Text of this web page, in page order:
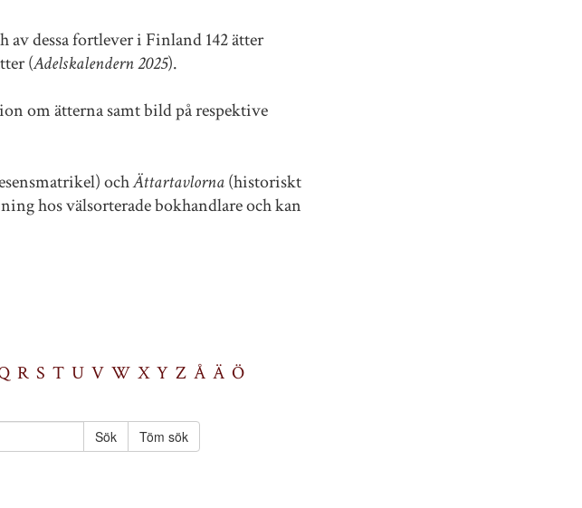
av dessa fortlever i Finland 142 ätter
(Adelskalendern 2025).
om ätterna samt bild på respektive
ochÄttartavlorna(historiskt
hos välsorterade bokhandlare och kan
R S T U V W X Y Z Å Ä Ö
Töm sök